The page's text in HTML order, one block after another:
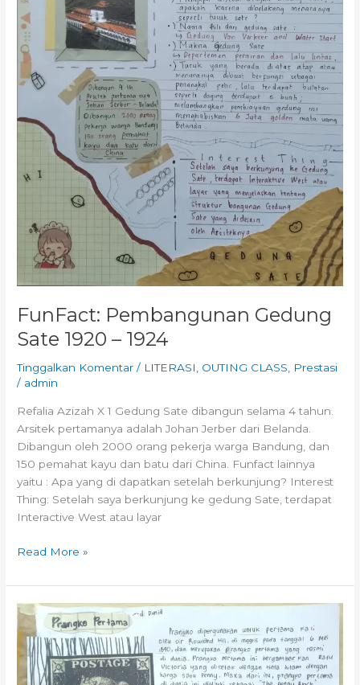
FunFact: Pembangunan Gedung
Sate 1920 – 1924
Tinggalkan Komentar / LITERASI, OUTING CLASS, Prestasi
/ admin
Refalia Azizah X 1 Gedung Sate dibangun selama 4 tahun.
Arsitek pertamanya adalah Johan Jerber dari Belanda.
Dibangun oleh 2000 orang pekerja warga Bandung, dan
150 pemahat kayu dan batu dari China. Funfact lainnya
yaitu : Apa yang di dapatkan setelah berkunjung? Interest
Thing: Setelah saya berkunjung ke gedung Sate, terdapat
Interactive West atau layar
Read More »
FunFact:
Prangko
Pertama
di
Dunia